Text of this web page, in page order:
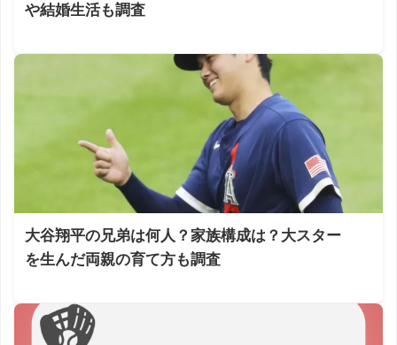
や結婚生活も調査
大谷翔平の兄弟は何人？家族構成は？大スター
を生んだ両親の育て方も調査